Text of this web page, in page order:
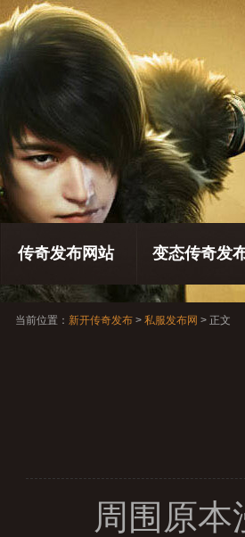
传奇发布网站 变态传奇发
当前位置： 新开传奇发布 > 私服发布网 > 正文
周围原本